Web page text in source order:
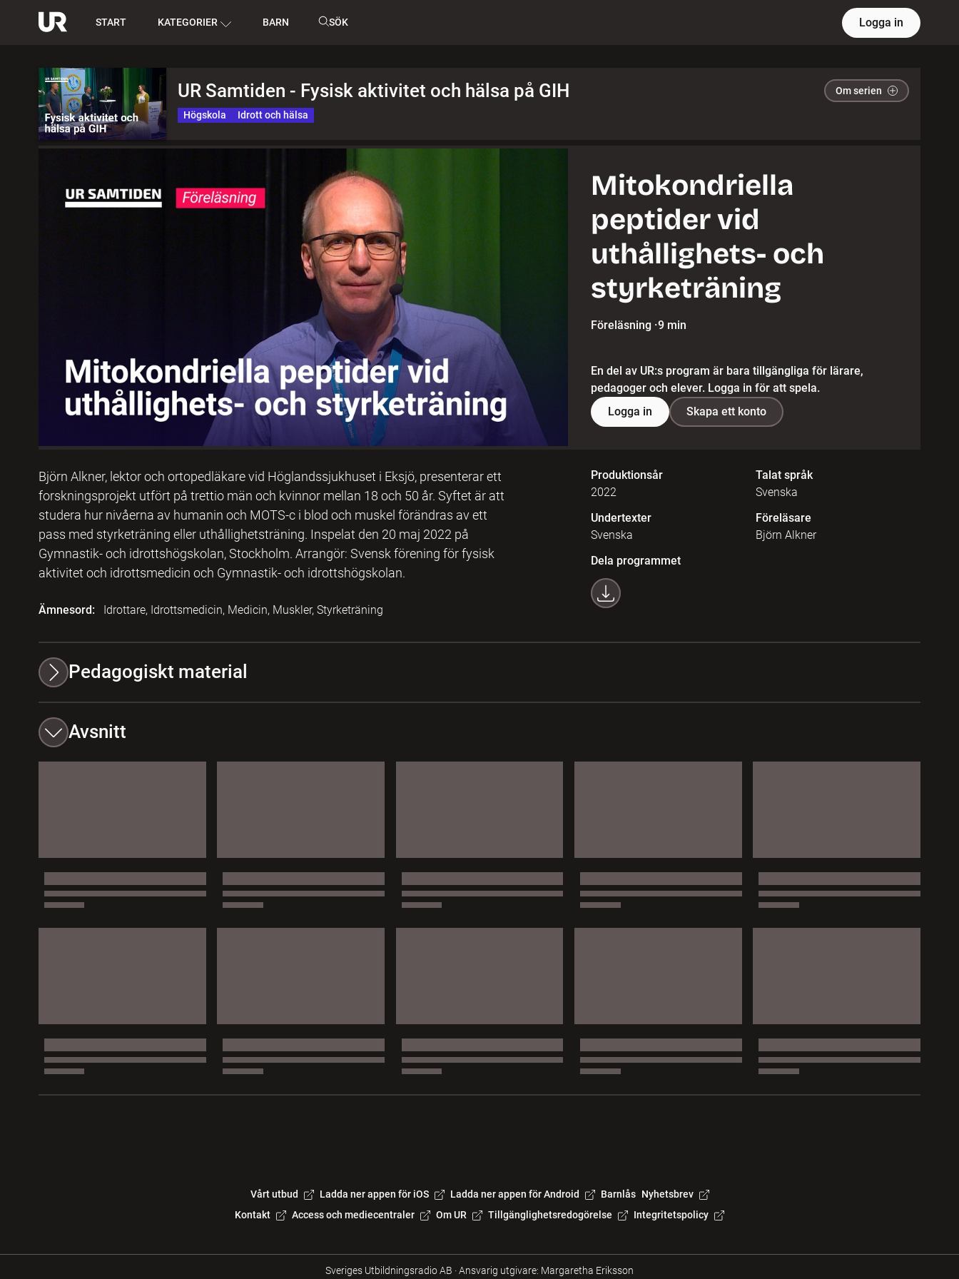
START KATEGORIER BARN SÖK Logga in
UR Samtiden - Fysisk aktivitet och hälsa på GIH Om serien
Högskola Idrott och hälsa
Mitokondriella
peptider vid
uthållighets- och
styrketräning
Föreläsning ·9 min
En del av UR:s program är bara tillgängliga för lärare,
pedagoger och elever. Logga in för att spela.
Logga in
Skapa ett konto
Björn Alkner, lektor och ortopedläkare vid Höglandssjukhuset i Eksjö, presenterar ett
forskningsprojekt utfört på trettio män och kvinnor mellan 18 och 50 år. Syftet är att
studera hur nivåerna av humanin och MOTS-c i blod och muskel förändras av ett
pass med styrketräning eller uthållighetsträning. Inspelat den 20 maj 2022 på
Gymnastik- och idrottshögskolan, Stockholm. Arrangör: Svensk förening för fysisk
aktivitet och idrottsmedicin och Gymnastik- och idrottshögskolan.
Ämnesord: Idrottare, Idrottsmedicin, Medicin, Muskler, Styrketräning
Produktionsår
2022
Talat språk
Svenska
Undertexter
Svenska
Föreläsare
Björn Alkner
Dela programmet
Pedagogiskt material
Avsnitt
Vårt utbud Ladda ner appen för iOS Ladda ner appen för Android Barnlås Nyhetsbrev
Kontakt
Access och mediecentraler Om UR Tillgänglighetsredogörelse Integritetspolicy
Sveriges Utbildningsradio AB ·Ansvarig utgivare: Margaretha Eriksson